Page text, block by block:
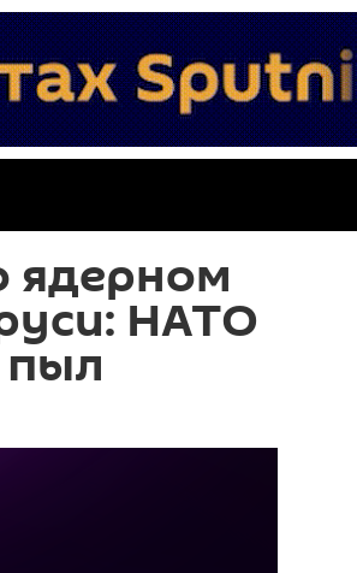
ядерном
НАТО
пыл